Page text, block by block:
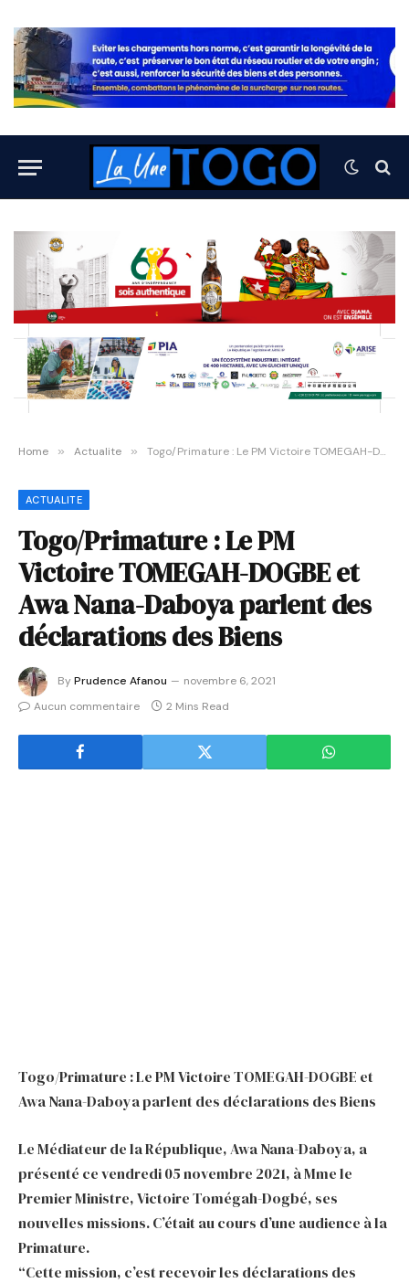
Home » Actualite » Togo/Primature : Le PM Victoire TOMEGAH-DOGBE et Awa Nana-Daboya parlent des déclarations des Biens
ACTUALITE
Togo/Primature : Le PM
Victoire TOMEGAH-DOGBE et
Awa Nana-Daboya parlent des
déclarations des Biens
ByPrudence Afanou
novembre 6, 2021
Aucun commentaire
2 Mins Read
Togo/Primature : Le PM Victoire TOMEGAH-DOGBE et
Awa Nana-Daboya parlent des déclarations des Biens
Le Médiateur de la République, Awa Nana-Daboya, a
présenté ce vendredi 05 novembre 2021, à Mme le
Premier Ministre, Victoire Tomégah-Dogbé, ses
nouvelles missions. C’était au cours d’une audience à la
Primature.
“Cette mission, c’est recevoir les déclarations des